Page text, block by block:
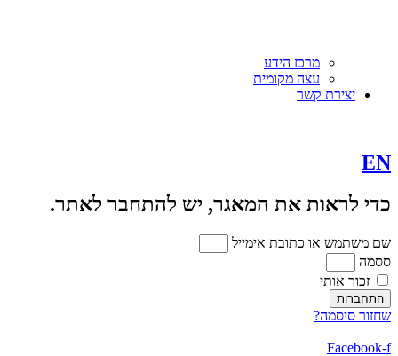
מרכז הידע
עצה מקומית
יצירת קשר
EN
כדי לראות את המאגר, יש להתחבר לאתר.
שם משתמש או כתובת אימייל
ססמה
זכור אותי
התחברות
שחזור סיסמה?
Facebook-f